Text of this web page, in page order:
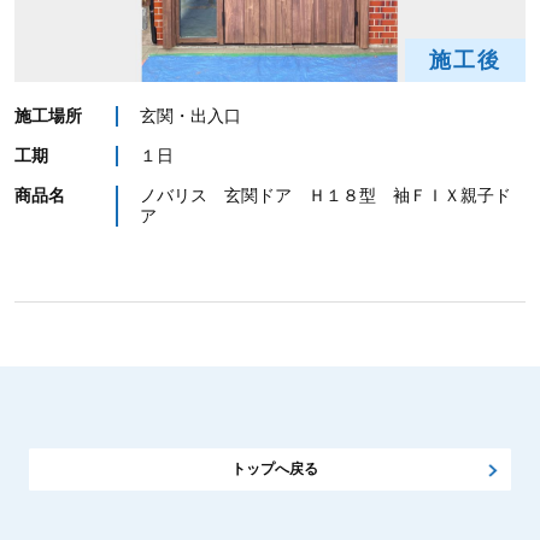
施工後
施工場所 玄関・出入口
工期 １日
商品名
ノバリス 玄関ドア Ｈ１８型 袖ＦＩＸ親子ド
ア
トップへ戻る